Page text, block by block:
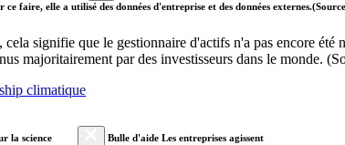
faire, elle a utilisé des données d'entreprise et des données
cela signifie que le gestionnaire d'actifs n'a pas encore
majoritairement par des investisseurs dans le monde.
climatique
la science
Bulle d'aide Les entreprises agissent